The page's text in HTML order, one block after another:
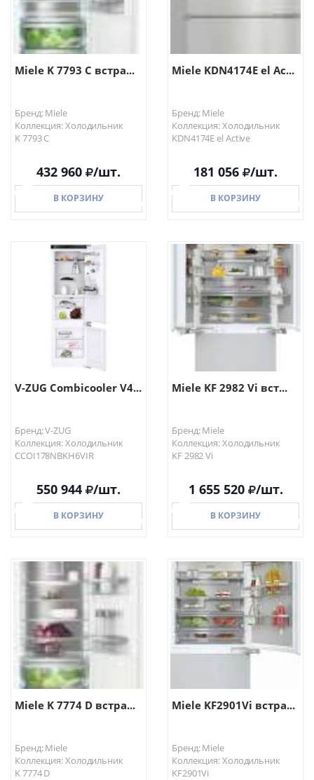
Miele K 7793 C встра...
Бренд: Miele
Коллекция: Холодильник
K 7793 C
432 960 /шт.
В КОРЗИНУ
В КОРЗИНУ
Miele KDN4174E el Ac...
Бренд: Miele
Коллекция: Холодильник
KDN4174E el Active
181 056 /шт.
В КОРЗИНУ
В КОРЗИНУ
V-ZUG Combicooler V4...
Бренд: V-ZUG
Коллекция: Холодильник
CCOI178NBKH6VIR
550 944 /шт.
В КОРЗИНУ
В КОРЗИНУ
Miele KF 2982 Vi вст...
Бренд: Miele
Коллекция: Холодильник
KF 2982 Vi
1 655 520 /шт.
В КОРЗИНУ
В КОРЗИНУ
Miele K 7774 D встра...
Бренд: Miele
Коллекция: Холодильник
K 7774 D
Miele KF2901Vi встра...
Бренд: Miele
Коллекция: Холодильник
KF2901Vi